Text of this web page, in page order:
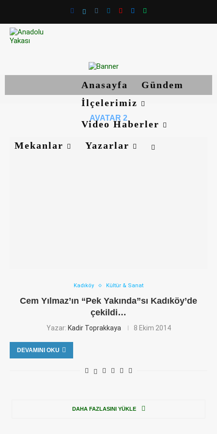
Anasayfa
Gündem
İlçelerimiz
Video Haberler
Mekanlar
Yazarlar
AVATAR 2
Kadıköy Kültür & Sanat
Cem Yılmaz’ın “Pek Yakında”sı Kadıköy’de
çekildi…
Yazar: Kadir Toprakkaya 8 Ekim 2014
DEVAMINI OKU
DAHA FAZLASINI YÜKLE